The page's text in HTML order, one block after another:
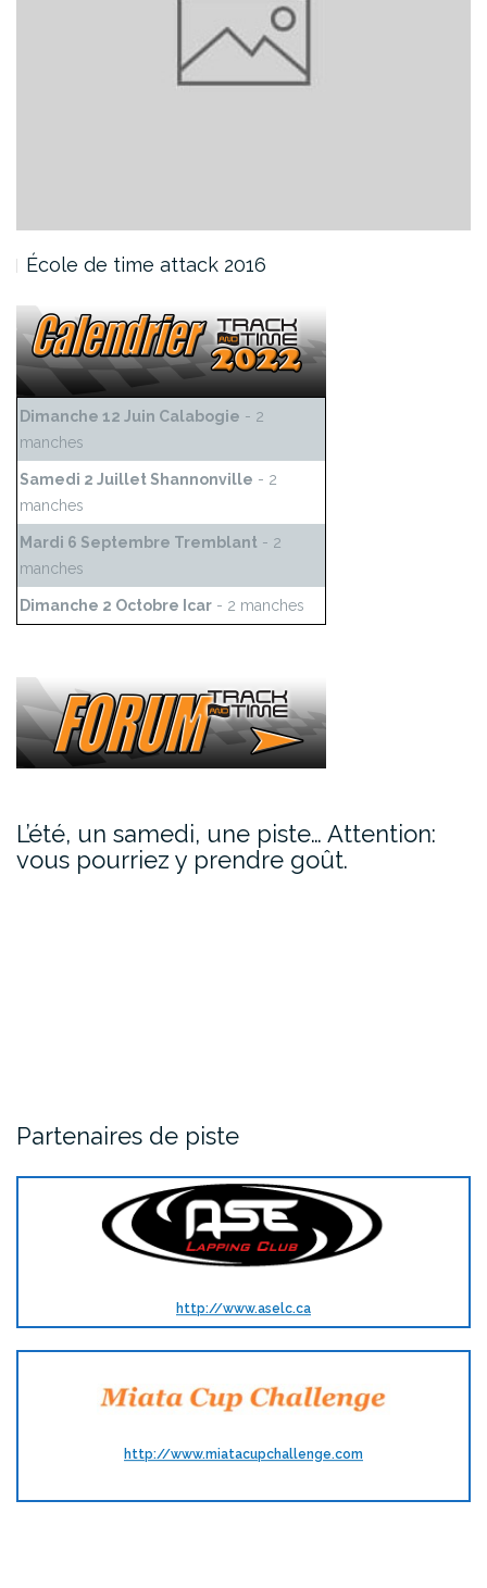
École de time attack 2016
Dimanche 12 Juin Calabogie - 2
manches
Samedi 2 Juillet Shannonville - 2
manches
Mardi 6 Septembre Tremblant - 2
manches
Dimanche 2 Octobre Icar - 2 manches
L’été, un samedi, une piste… Attention:
vous pourriez y prendre goût.
Partenaires de piste
http://www.aselc.ca
http://www.miatacupchallenge.com